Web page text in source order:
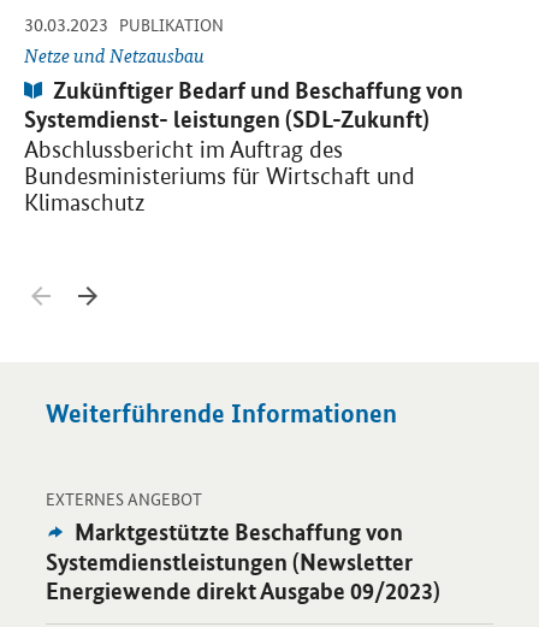
Zurück blättern
30.03.2023 -
PUBLIKATION
Netze und Netzausbau
Publikation:
Zukünftiger Bedarf und Beschaffung von
Systemdienst- leistungen (SDL-Zukunft)
Abschlussbericht im Auftrag des
Bundesministeriums für Wirtschaft und
Klimaschutz
Weiterführende Informationen
EXTERNES ANGEBOT-
Externes
Angebot:
Marktgestützte Beschaffung von
Systemdienstleistungen (Newsletter
Energiewende direkt Ausgabe 09/2023)
Öffnet Einzelsicht